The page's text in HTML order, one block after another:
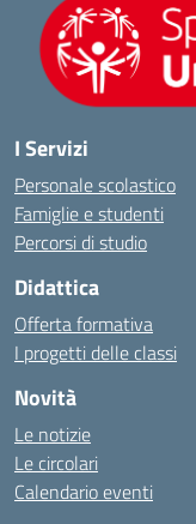
I Servizi
Personale scolastico
Famiglie e studenti
Percorsi di studio
Didattica
Offerta formativa
I progetti delle classi
Novità
Le notizie
Le circolari
Calendario eventi